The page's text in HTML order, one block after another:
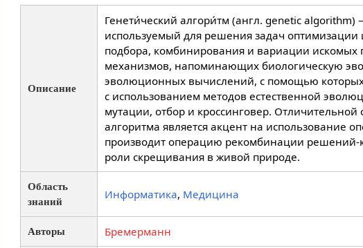
Описание
Генети́ческий алгори́тм (англ. genetic algorithm)
используемый для решения задач
подбора, комбинирования и вариации искомых
механизмов, напоминающих биологическую
эволюционных вычислений, с помощью
с использованием методов естественной
мутации, отбор и кроссинговер. Отличительной
алгоритма является акцент на использование
производит операцию рекомбинации решений-
роли скрещивания в живой природе.
Область
знаний
Информатика, Медицина
Авторы Бремерманн